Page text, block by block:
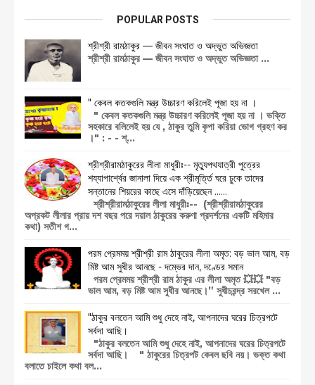
POPULAR POSTS
শ্রীশ্রী রামঠাকুর — জীবন সংঘাত ও অদ্ভুত অভিজ্ঞতা
শ্রীশ্রী রামঠাকুর — জীবন সংঘাত ও অদ্ভুত অভিজ্ঞতা ...
" কেবল কতকগুলি মন্ত্র উচ্চারণ করিলেই পূজা হয় না ।
" কেবল কতকগুলি মন্ত্র উচ্চারণ করিলেই পূজা হয় না । ভক্তি
সহকারে বলিলেই হয় যে , ঠাকুর তুমি কৃপা করিয়া ভোগ গ্রহণ কর
।" : - - শ্...
শ্রীশ্রীরামঠাকুরের লীলা মাধুরীঃ-- মৃত্যুপথযাত্রী পুত্রের
শয্যাপার্শ্বের জানালা দিয়ে এক শ্রীমূর্ত্তি ঘরে ঢুকে তাদের
সন্তানের শিয়রের কাছে এসে দাঁড়িয়েছেন ......
শ্রীশ্রীরামঠাকুরের লীলা মাধুরীঃ-- (শ্রীশ্রীরামঠাকুরের
অপ্রকট লীলার প্রায় দশ বছর পরে দয়াল ঠাকুরের করুণা প্রদর্শনের একটি মহিমার
কথা) সতীশ গ...
পরম প্রেমময় শ্রীশ্রী রাম ঠাকুরের লীলা অমৃত: বড় ভাল আম, বড়
মিষ্ট আম সুধীর আনছে - দম্ভের দান, দণ্ডের সমান
পরম প্রেমময় শ্রীশ্রী রাম ঠাকুর এর লীলা অমৃত 💥💥 "বড়
ভাল আম, বড় মিষ্ট আম সুধীর আনছে।” সুধীচরন্দ্র সরখেল ...
"ঠাকুর বলতেন আমি শুধু দেহে নাই, আপনাদের ঘরের চিত্রপটে
সর্বদা আছি।
"ঠাকুর বলতেন আমি শুধু দেহে নাই, আপনাদের ঘরের চিত্রপটে
সর্বদা আছি। " ঠাকুরের চিত্রপট কেবল ছবি নয়। ভক্ত কথা
বলাতে চাইলে কথা বল...